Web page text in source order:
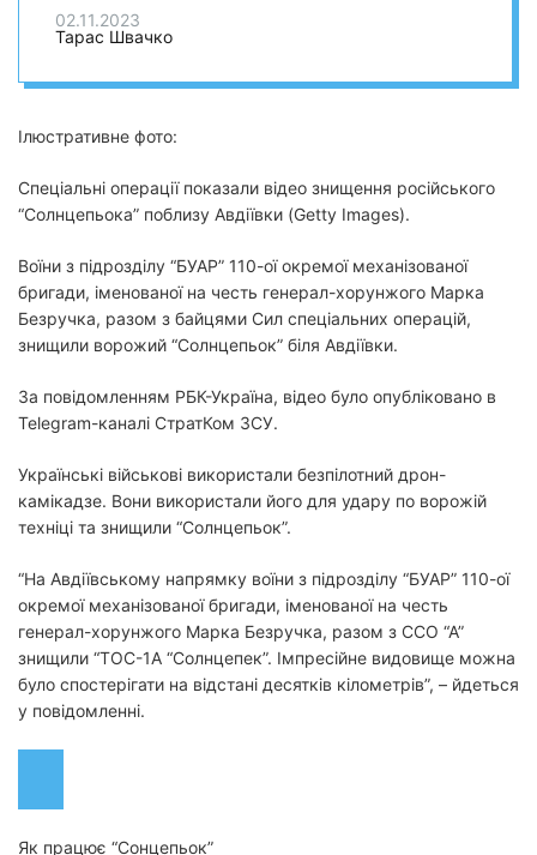
“Солнцепьока” біля
Авдіївки
02.11.2023
Тарас Швачко
Ілюстративне фото:
Спеціальні операції показали відео знищення російського
“Солнцепьока” поблизу Авдіївки (Getty Images).
Воїни з підрозділу “БУАР” 110-ої окремої механізованої
бригади, іменованої на честь генерал-хорунжого Марка
Безручка, разом з байцями Сил спеціальних операцій,
знищили ворожий “Солнцепьок” біля Авдіївки.
За повідомленням РБК-Україна, відео було опубліковано в
Telegram-каналі СтратКом ЗСУ.
Українські військові використали безпілотний дрон-
камікадзе. Вони використали його для удару по ворожій
техніці та знищили “Солнцепьок”.
“На Авдіївському напрямку воїни з підрозділу “БУАР” 110-ої
окремої механізованої бригади, іменованої на честь
генерал-хорунжого Марка Безручка, разом з ССО “А”
знищили “ТОС-1А “Солнцепек”. Імпресійне видовище можна
було спостерігати на відстані десятків кілометрів”, – йдеться
у повідомленні.
Як працює “Сонцепьок”